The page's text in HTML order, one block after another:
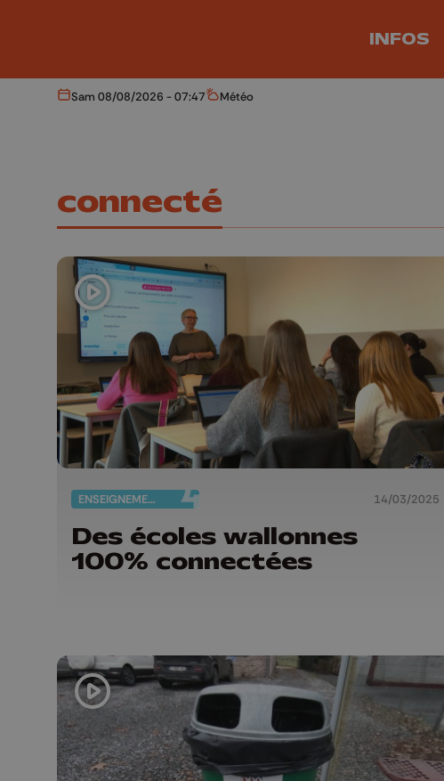
INFOS
Aujourd'hui
Sam 08/08/2026 - 07:47 Météo
Météo
connecté
ENSEIGNEMENT 14/03/2025
Des écoles wallonnes
100% connectées